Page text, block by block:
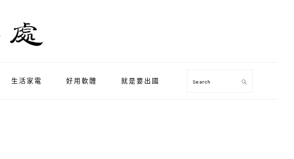
生活家電 好用軟體 就是要出國 Search